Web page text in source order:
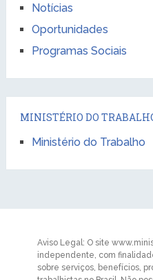
Notícias
Oportunidades
Programas Sociais
MINISTÉRIO DO
Ministério do Trabalho
Aviso Legal: O site
independente, com
sobre serviços, benefícios,